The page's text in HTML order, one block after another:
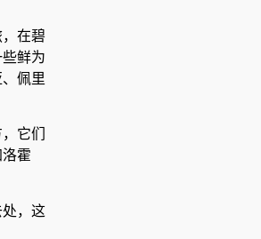
在碧
鲜为
佩里
它们
霍
，这